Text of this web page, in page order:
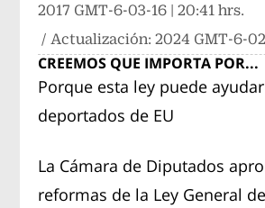
2017 GMT-6-03-16 | 20:41 hrs.
/ Actualización:2024 GMT-6-
CREEMOS QUE IMPORTA POR...
Porque esta ley puede
deportados de EU
La Cámara de Diputados
reformas de la Ley General